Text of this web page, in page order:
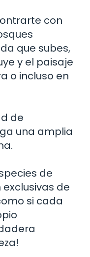
con
que subes,
y el paisaje
o incluso en
de
una amplia
de
de
si cada